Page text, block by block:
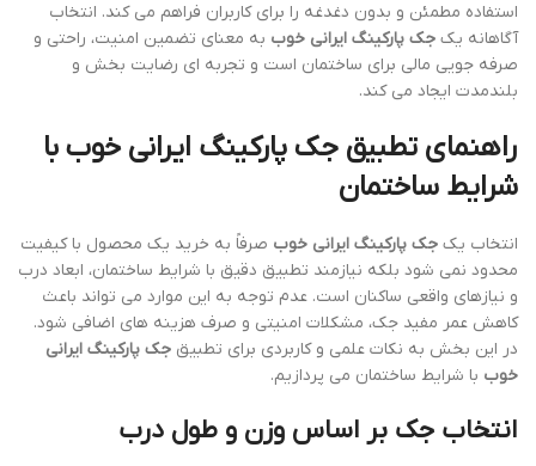
استفاده مطمئن و بدون دغدغه را برای کاربران فراهم می کند. انتخاب
آگاهانه یک جک پارکینگ ایرانی خوب به معنای تضمین امنیت، راحتی و
صرفه جویی مالی برای ساختمان است و تجربه ای رضایت بخش و
بلندمدت ایجاد می کند.
راهنمای تطبیق جک پارکینگ ایرانی خوب با
شرایط ساختمان
انتخاب یک جک پارکینگ ایرانی خوب صرفاً به خرید یک محصول با کیفیت
محدود نمی شود بلکه نیازمند تطبیق دقیق با شرایط ساختمان، ابعاد درب
و نیازهای واقعی ساکنان است. عدم توجه به این موارد می تواند باعث
کاهش عمر مفید جک، مشکلات امنیتی و صرف هزینه های اضافی شود.
در این بخش به نکات علمی و کاربردی برای تطبیق جک پارکینگ ایرانی
خوب با شرایط ساختمان می پردازیم.
انتخاب جک بر اساس وزن و طول درب